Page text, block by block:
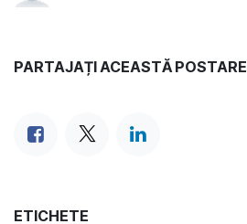
PARTAJAȚI ACEASTĂ POSTARE
ETICHETE